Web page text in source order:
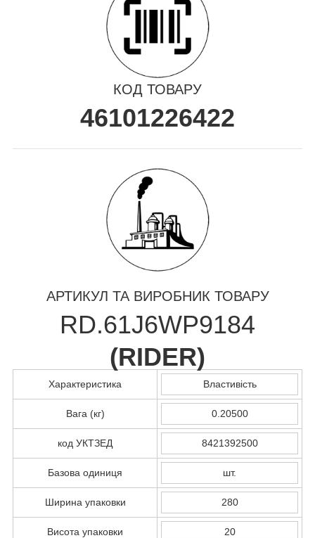
КОД ТОВАРУ
46101226422
АРТИКУЛ ТА ВИРОБНИК ТОВАРУ
RD.61J6WP9184
(RIDER)
Характеристика Властивість
Вага (кг) 0.20500
код УКТЗЕД 8421392500
Базова одиниця шт.
Ширина упаковки 280
Висота упаковки 20